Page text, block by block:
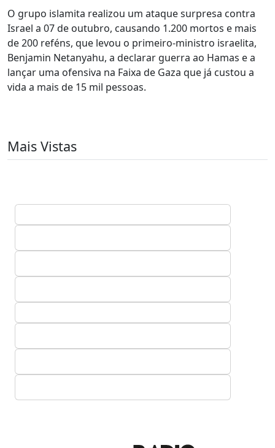
O grupo islamita realizou um ataque surpresa contra
Israel a 07 de outubro, causando 1.200 mortos e mais
de 200 reféns, que levou o primeiro-ministro israelita,
Benjamin Netanyahu, a declarar guerra ao Hamas e a
lançar uma ofensiva na Faixa de Gaza que já custou a
vida a mais de 15 mil pessoas.
Mais Vistas